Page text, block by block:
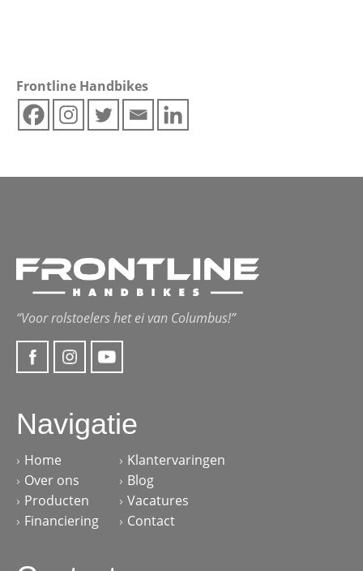
Frontline Handbikes
“Voor rolstoelers het ei van Columbus!”
Navigatie
Home
Over ons
Producten
Financiering
Klantervaringen
Blog
Vacatures
Contact